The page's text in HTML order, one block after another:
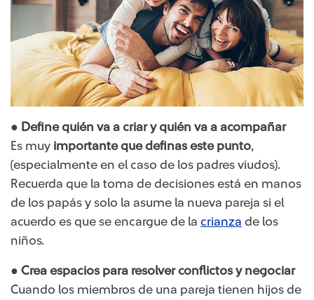
● Define quién va a criar y quién va a acompañar
Es muy importante que definas este punto
(especialmente en el caso de los padres viudos).
Recuerda que la toma de decisiones está en manos
de los papás y solo la asume la nueva pareja si el
acuerdo es que se encargue de la crianza de los
niños.
● Crea espacios para resolver conflictos y negociar
Cuando los miembros de una pareja tienen hijos de